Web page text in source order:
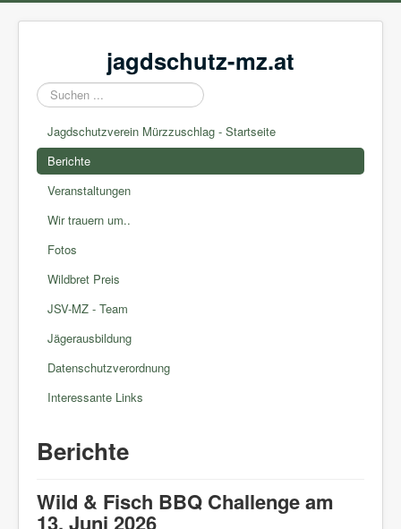
jagdschutz-mz.at
Suchen
...
Jagdschutzverein Mürzzuschlag - Startseite
Berichte
Veranstaltungen
Wir trauern um..
Fotos
Wildbret Preis
JSV-MZ - Team
Jägerausbildung
Datenschutzverordnung
Interessante Links
Berichte
Wild & Fisch BBQ Challenge am
13. Juni 2026